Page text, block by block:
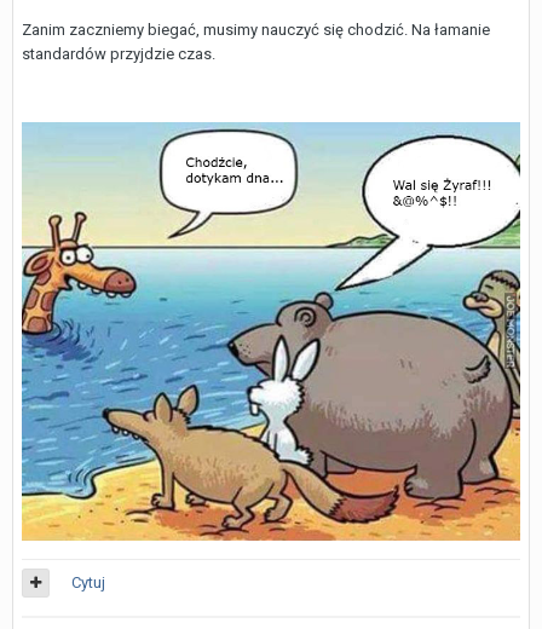
Zanim zaczniemy biegać, musimy nauczyć się chodzić. Na łamanie
standardów przyjdzie czas.
Cytuj